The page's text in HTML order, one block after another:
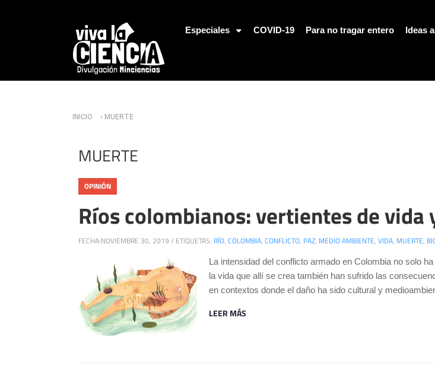
Especiales COVID-19 Para no tragar entero Ideas
Usted está aquí
INICIO › MUERTE
MUERTE
OPINIÓN
Ríos colombianos: vertientes de vida
FECHA:NOVIEMBRE 30, 2019 / ETIQUETAS: RÍO, COLOMBIA, CONFLICTO, PAZ, MEDIO AMBIENTE, VIDA, MUERTE,
La intensidad del conflicto armado en Colombia no solo
la vida que allí se crea también han sufrido las
en contextos donde el daño ha sido cultural y
LEER MÁS